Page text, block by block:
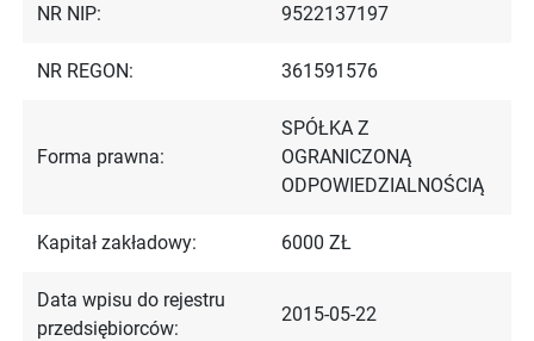
NR NIP: 9522137197
NR REGON: 361591576
Forma prawna:
SPÓŁKA Z
OGRANICZONĄ
ODPOWIEDZIALNOŚCIĄ
Kapitał zakładowy: 6000 ZŁ
Data wpisu do rejestru
przedsiębiorców:
2015-05-22